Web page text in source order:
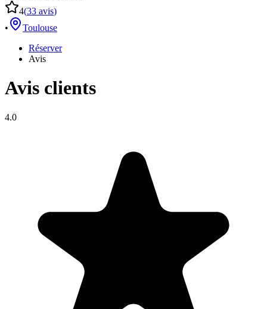
4(33 avis)
•
Toulouse
Réserver
Avis
Avis clients
4.0